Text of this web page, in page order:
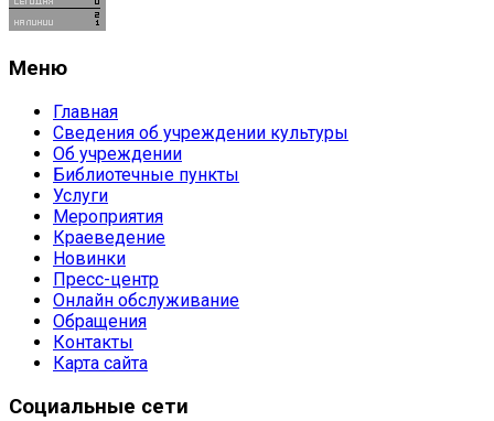
Меню
Главная
Сведения об учреждении культуры
Об учреждении
Библиотечные пункты
Услуги
Мероприятия
Краеведение
Новинки
Пресс-центр
Онлайн обслуживание
Обращения
Контакты
Карта сайта
Социальные сети